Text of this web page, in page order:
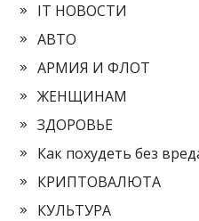
IT НОВОСТИ
АВТО
АРМИЯ И ФЛОТ
ЖЕНЩИНАМ
ЗДОРОВЬЕ
Как похудеть без
КРИПТОВАЛЮТА
КУЛЬТУРА